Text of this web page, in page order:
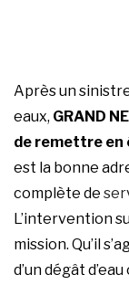
Après un
eaux, GRAND
de remettre en
est la bonne
complète de
L’intervention
mission. Qu’il
d’un dégât